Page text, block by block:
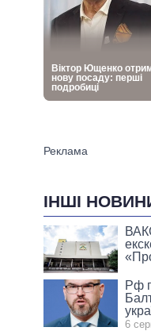
ІНШІ
Рф
6